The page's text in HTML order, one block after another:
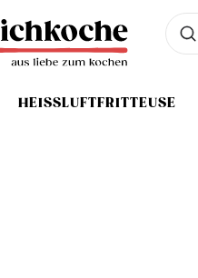
HEISSLUFTFRITTEUSE
Was